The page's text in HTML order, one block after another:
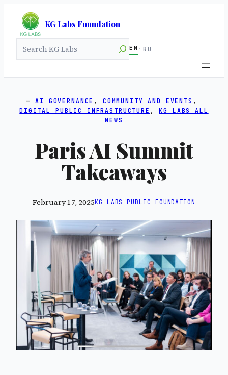
KG Labs Foundation
EN · RU
AI GOVERNANCE , COMMUNITY AND EVENTS
DIGITAL PUBLIC INFRASTRUCTURE , KG LABS ALL
NEWS
Paris AI Summit
Takeaways
February 17, 2025KG LABS PUBLIC FOUNDATION